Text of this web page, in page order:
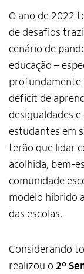
O ano de 2022
de desafios
cenário de
educação –
profundamente
déficit de
desigualdades
estudantes em
terão que lidar
acolhida, bem-
comunidade
modelo híbrido
das escolas.
Considerando
realizou o 2º